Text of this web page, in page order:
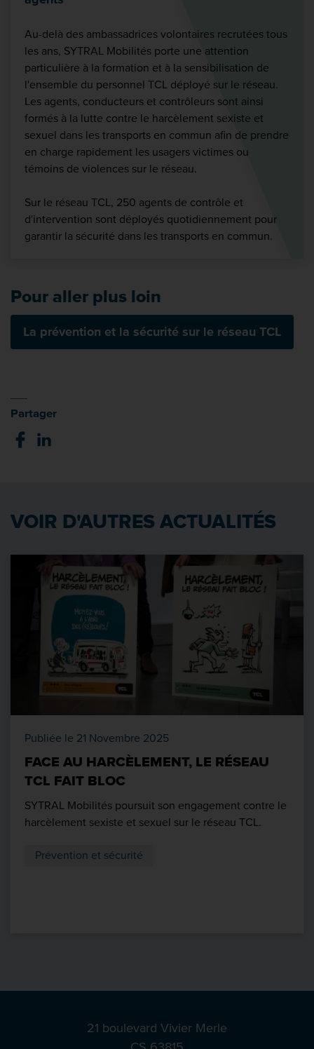
Au-delà des ambassadrices volontaires recrutées tous
les ans, SYTRAL Mobilités porte une attention
particulière à la formation et à la sensibilisation de
l'ensemble du personnel TCL déployé sur le réseau.
Les agents, conducteurs et contrôleurs sont ainsi
formés à la lutte contre le harcèlement sexiste et
sexuel dans les transports en commun afin de prendre
en charge rapidement les usagers victimes ou
témoins de violences sur le réseau.
Sur le réseau TCL, 250 agents de contrôle et
d'intervention sont déployés quotidiennement pour
garantir la sécurité dans les transports en commun.
Pour aller plus loin
La prévention et la sécurité sur le réseau TCL
Partager
VOIR D'AUTRES ACTUALITÉS
Publiée le 21 Novembre 2025
FACE AU HARCÈLEMENT, LE RÉSEAU
TCL FAIT BLOC
SYTRAL Mobilités poursuit son engagement contre le
harcèlement sexiste et sexuel sur le réseau TCL.
Prévention et sécurité
21 boulevard Vivier Merle